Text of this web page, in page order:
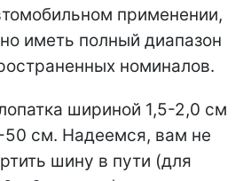
применении,
иметь полный диапазон
номиналов.
шириной 1,5-2,0 см
50 см. Надеемся, вам не
шину в пути (для